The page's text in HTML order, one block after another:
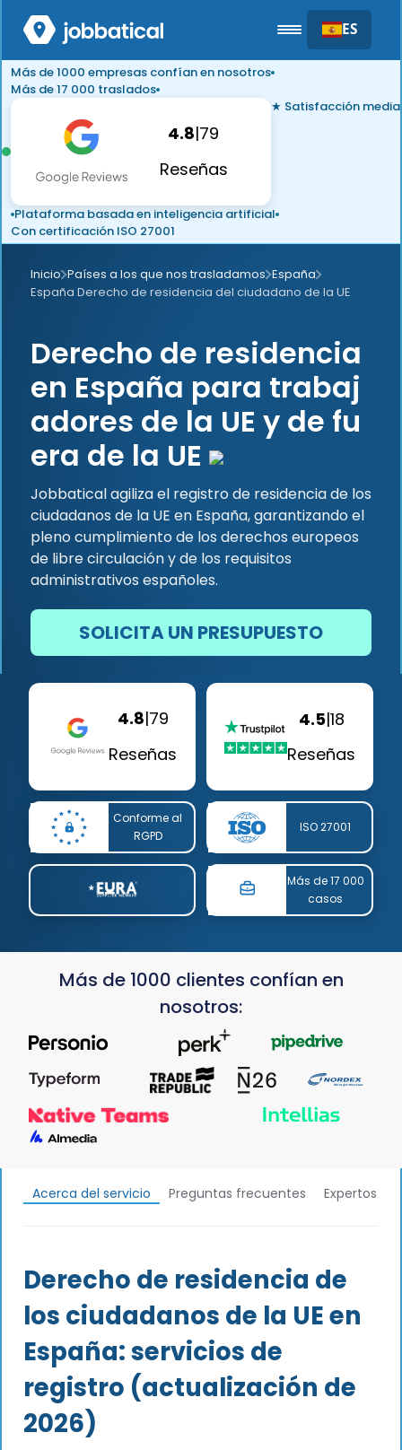
ES
Más de 1000 empresas confían en nosotros
Más de 17 000 traslados
4.8|79
Reseñas
★ Satisfacción media
Plataforma basada en inteligencia artificial
Con certificación ISO 27001
Inicio Países a los que nos trasladamos España
España Derecho de residencia del ciudadano de la UE
Derecho de residencia
en España para trabaj
adores de la UE y de fu
era de la UE
Jobbatical agiliza el registro de residencia de los
ciudadanos de la UE en España, garantizando el
pleno cumplimiento de los derechos europeos
de libre circulación y de los requisitos
administrativos españoles.
SOLICITA UN PRESUPUESTO
4.8|79
Reseñas
4.5|18
Reseñas
Conforme al
RGPD
ISO 27001
Más de 17 000
casos
Más de 1000 clientes confían en
nosotros:
Acerca del servicio Preguntas frecuentes Expertos
Derecho de residencia de
los ciudadanos de la UE en
España: servicios de
registro (actualización de
2026)